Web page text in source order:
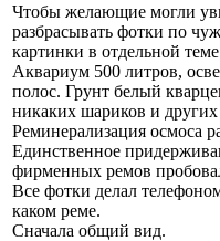
Чтобы желающие могли
разбрасывать фотки по
картинки в отдельной
Аквариум 500 литров,
полос. Грунт белый
никаких шариков и
Реминерализация осмоса
Единственное
фирменных ремов
Все фотки делал
каком реме.
Сначала общий вид.